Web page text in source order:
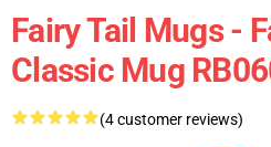
Fairy Tail Mugs -
Classic Mug
(4 customer reviews)